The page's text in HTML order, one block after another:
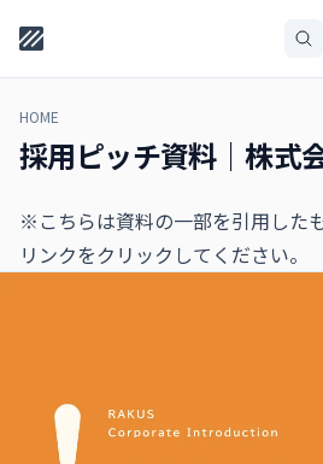
HOME
採用ピッチ資料｜株式
※こちらは資料の一部を引用した
リンクをクリックしてください。